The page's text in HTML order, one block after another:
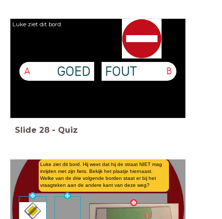
Luke ziet dit bord.
A GOED B
FOUT
Slide 28 - Quiz
Luke ziet dit bord. Hij weet dat hij de straat NIET mag
inrijden met zijn fiets. Bekijk het plaatje hiernaast.
Welke van de drie volgende borden staat er bij het
vraagteken aan de andere kant van deze weg?